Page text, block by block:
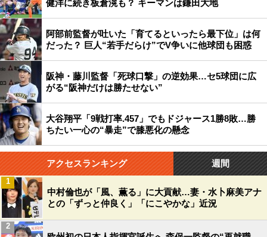
健洋に続き板倉滉も？ キーマンは鎌田大地
阿部前監督が吐いた「育てるといったら最下位」は何
だった？ 巨人“若手だらけ”でV争いに他球団も困惑
阪神・藤川監督「死球口撃」の逆効果…セ5球団に広
がる“阪神だけは勝たせない”
大谷翔平「9戦打率.457」でもドジャース1勝8敗…勝
ちたい一心の“暴走”で膝悪化の懸念
アクセスランキング 週間
中村倫也が「風、薫る」に大貢献…妻・水卜麻美アナ
との「ずっと仲良く」「にこやかな」近況
1
2